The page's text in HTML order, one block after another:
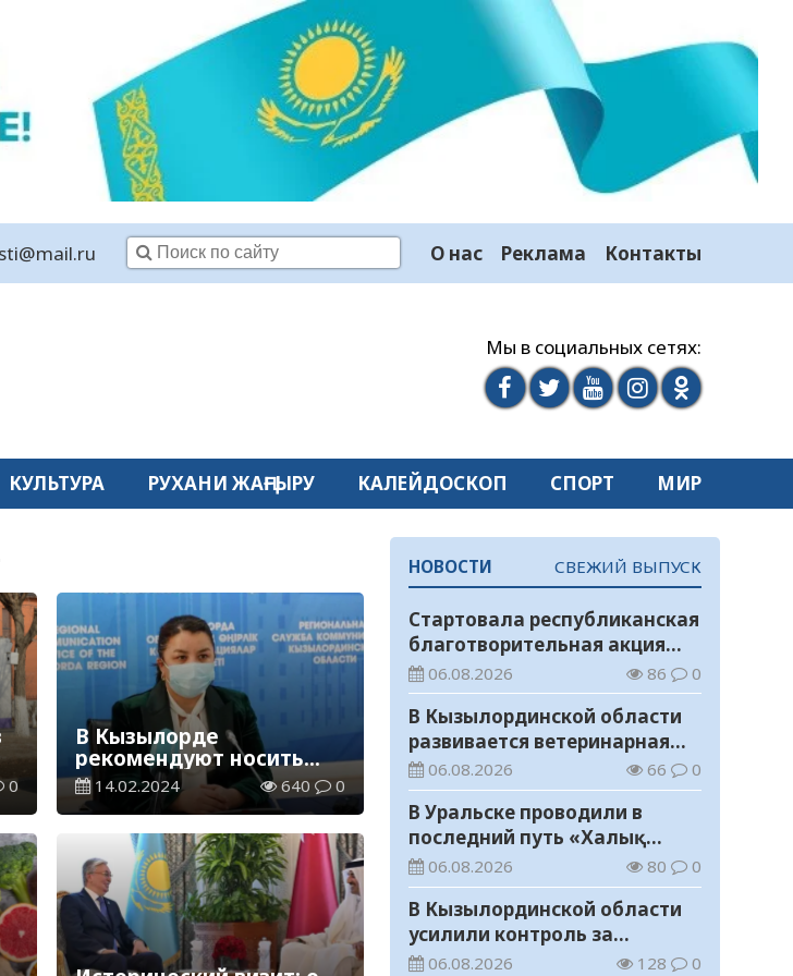
О нас Реклама Контакты
Мы в социальных сетях:
КУЛЬТУРА РУХАНИ ЖАҢҒЫРУ КАЛЕЙДОСКОП СПОРТ МИР
0
В Кызылорде
рекомендуют носить
маски
14.02.2024 640 0
НОВОСТИ СВЕЖИЙ ВЫПУСК
Стартовала республиканская
благотворительная акция
«Дорога в школу»
06.08.2026 86 0
В Кызылординской области
развивается ветеринарная
отрасль
06.08.2026 66 0
В Уральске проводили в
последний путь «Халық
Қаһарманы» Ивана
Степановича Гапича
06.08.2026 80 0
В Кызылординской области
усилили контроль за
финансовой дисциплиной
06.08.2026 128 0